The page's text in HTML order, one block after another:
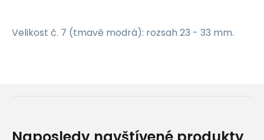
Velikost č. 7 (tmavě modrá): rozsah 23 - 33 mm.